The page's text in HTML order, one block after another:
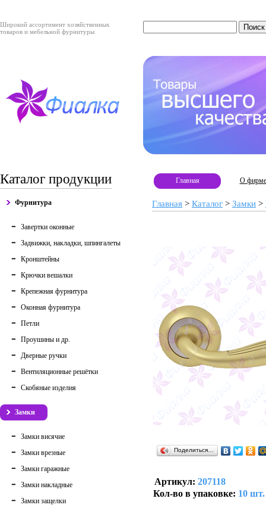
Широкий ассортимент хозяйственных
товаров и мебельной фурнитуры
Каталог продукции
Фурнитура
Завертки оконные
Задвижки, накладки, шпингалеты
Кронштейны
Крючки вешалки
Крепежная фурнитура
Оконная фурнитура
Петли
Проушины и др.
Дверные ручки
Вентиляционные решётки
Скобяные изделия
Замки
Замки висячие
Замки врезные
Замки гаражные
Замки накладные
Замки защелки
Главная О фирме
Главная > Каталог > Замки >
Поделиться…
Артикул: 207118
Кол-во в упаковке: 10 шт.